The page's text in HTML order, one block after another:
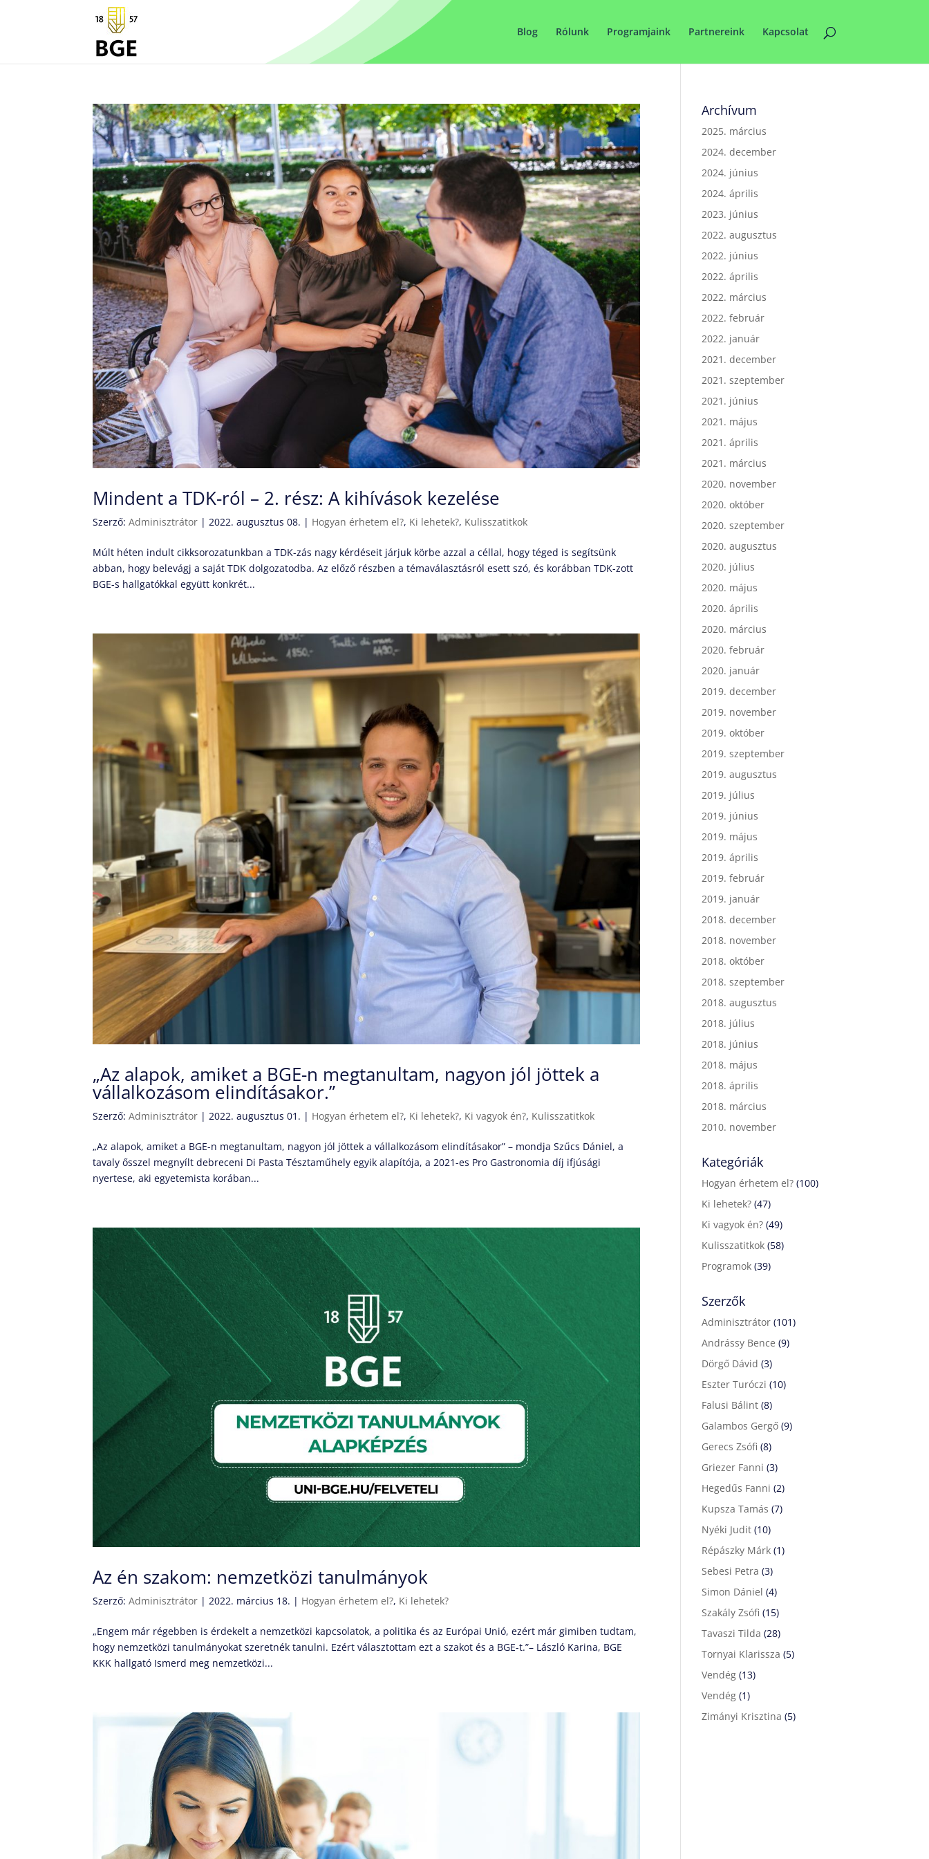
Blog Rólunk Programjaink Partnereink Kapcsolat
Mindent a TDK-ról – 2. rész: A kihívások kezelése
Szerző:Adminisztrátor |2022. augusztus 08. | Hogyan érhetem el?, Ki lehetek?, Kulisszatitkok
Múlt héten indult cikksorozatunkban a TDK-zás nagy kérdéseit járjuk körbe azzal a céllal, hogy téged is segítsünk
abban, hogy belevágj a saját TDK dolgozatodba. Az előző részben a témaválasztásról esett szó, és korábban TDK-zott
BGE-s hallgatókkal együtt konkrét...
„Az alapok, amiket a BGE-n megtanultam, nagyon jól jöttek a
vállalkozásom elindításakor.”
Szerző:Adminisztrátor |2022. augusztus 01. | Hogyan érhetem el?, Ki lehetek?, Ki vagyok én?, Kulisszatitkok
„Az alapok, amiket a BGE-n megtanultam, nagyon jól jöttek a vállalkozásom elindításakor” – mondja Szűcs Dániel, a
tavaly ősszel megnyílt debreceni Di Pasta Tésztaműhely egyik alapítója, a 2021-es Pro Gastronomia díj ifjúsági
nyertese, aki egyetemista korában...
Az én szakom: nemzetközi tanulmányok
Szerző:Adminisztrátor |2022. március 18. | Hogyan érhetem el?, Ki lehetek?
„Engem már régebben is érdekelt a nemzetközi kapcsolatok, a politika és az Európai Unió, ezért már gimiben tudtam,
hogy nemzetközi tanulmányokat szeretnék tanulni. Ezért választottam ezt a szakot és a BGE-t.”– László Karina, BGE
KKK hallgató Ismerd meg nemzetközi...
Archívum
2025. március
2024. december
2024. június
2024. április
2023. június
2022. augusztus
2022. június
2022. április
2022. március
2022. február
2022. január
2021. december
2021. szeptember
2021. június
2021. május
2021. április
2021. március
2020. november
2020. október
2020. szeptember
2020. augusztus
2020. július
2020. május
2020. április
2020. március
2020. február
2020. január
2019. december
2019. november
2019. október
2019. szeptember
2019. augusztus
2019. július
2019. június
2019. május
2019. április
2019. február
2019. január
2018. december
2018. november
2018. október
2018. szeptember
2018. augusztus
2018. július
2018. június
2018. május
2018. április
2018. március
2010. november
Kategóriák
Hogyan érhetem el? (100)
Ki lehetek? (47)
Ki vagyok én? (49)
Kulisszatitkok (58)
Programok (39)
Szerzők
Adminisztrátor (101)
Andrássy Bence (9)
Dörgő Dávid (3)
Eszter Turóczi (10)
Falusi Bálint (8)
Galambos Gergő (9)
Gerecs Zsófi (8)
Griezer Fanni (3)
Hegedűs Fanni (2)
Kupsza Tamás (7)
Nyéki Judit (10)
Répászky Márk (1)
Sebesi Petra (3)
Simon Dániel (4)
Szakály Zsófi (15)
Tavaszi Tilda (28)
Tornyai Klarissza (5)
Vendég (13)
Vendég (1)
Zimányi Krisztina (5)